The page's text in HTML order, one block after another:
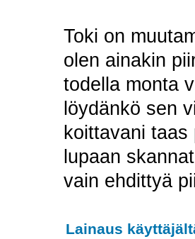
Toki on
olen ainakin
todella monta
löydänkö sen
koittavani
lupaan
vain ehdittyä
Lainaus